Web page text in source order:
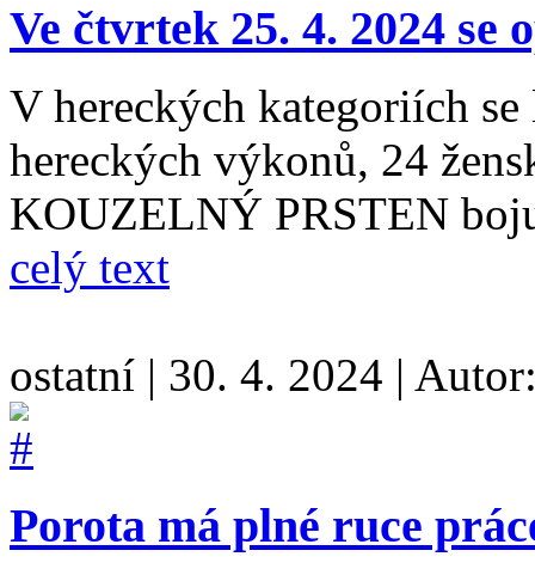
Ve čtvrtek 25. 4. 2024 se
V hereckých kategoriích
hereckých výkonů, 24
KOUZELNÝ PRSTEN
celý text
ostatní | 30. 4. 2024 |
Porota má plné ruce